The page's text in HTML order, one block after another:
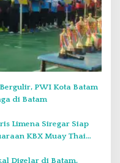
PWI Kota Batam
di Batam
Limena Siregar Siap
KBX Muay Thai
Digelar di Batam,